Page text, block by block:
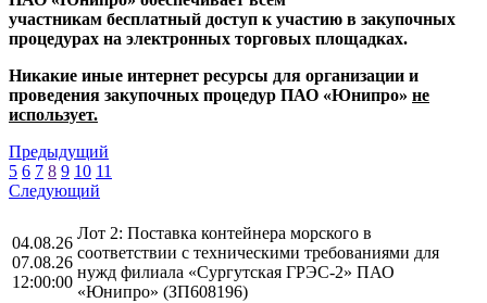
участникам бесплатный доступ к участию в закупочных
процедурах на электронных торговых площадках.
Никакие иные интернет ресурсы для организации и
проведения закупочных процедур ПАО «Юнипро» не
использует.
Предыдущий
5 6 7 8 9 10 11
Следующий
04.08.26
07.08.26
12:00:00
Лот 2: Поставка контейнера морского в
соответствии с техническими требованиями для
нужд филиала «Сургутская ГРЭС-2» ПАО
«Юнипро» (ЗП608196)